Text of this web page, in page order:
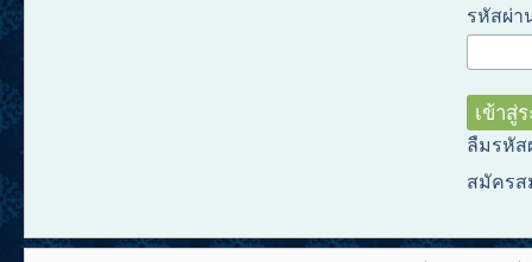
รหัสผ่า
ลืมรหัส
สมัคร